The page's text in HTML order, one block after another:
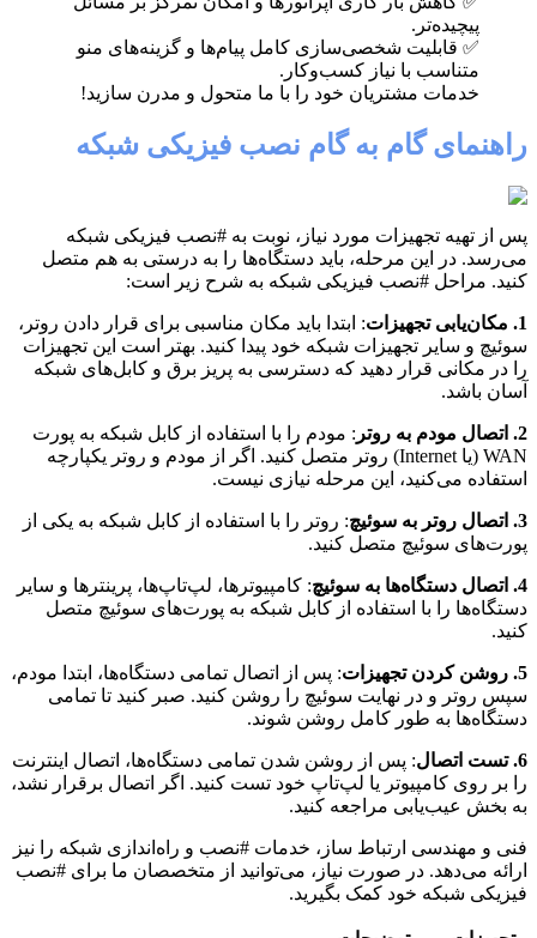
پیچیده‌تر.
✅ قابلیت شخصی‌سازی کامل پیام‌ها و گزینه‌های منو
متناسب با نیاز کسب‌وکار.
خدمات مشتریان خود را با ما متحول و مدرن سازید!
راهنمای گام به گام نصب فیزیکی شبکه
پس از تهیه تجهیزات مورد نیاز، نوبت به #نصب فیزیکی شبکه
می‌رسد. در این مرحله، باید دستگاه‌ها را به درستی به هم متصل
کنید. مراحل #نصب فیزیکی شبکه به شرح زیر است:
1. مکان‌یابی تجهیزات
: ابتدا باید مکان مناسبی برای قرار دادن روتر،
سوئیچ و سایر تجهیزات شبکه خود پیدا کنید. بهتر است این تجهیزات
را در مکانی قرار دهید که دسترسی به پریز برق و کابل‌های شبکه
آسان باشد.
2. اتصال مودم به روتر
: مودم را با استفاده از کابل شبکه به پورت
WAN (یا Internet) روتر متصل کنید. اگر از مودم و روتر یکپارچه
استفاده می‌کنید، این مرحله نیازی نیست.
3. اتصال روتر به سوئیچ
: روتر را با استفاده از کابل شبکه به یکی از
پورت‌های سوئیچ متصل کنید.
4. اتصال دستگاه‌ها به سوئیچ
: کامپیوترها، لپ‌تاپ‌ها، پرینترها و سایر
دستگاه‌ها را با استفاده از کابل شبکه به پورت‌های سوئیچ متصل
کنید.
5. روشن کردن تجهیزات
: پس از اتصال تمامی دستگاه‌ها، ابتدا مودم،
سپس روتر و در نهایت سوئیچ را روشن کنید. صبر کنید تا تمامی
دستگاه‌ها به طور کامل روشن شوند.
6. تست اتصال
: پس از روشن شدن تمامی دستگاه‌ها، اتصال اینترنت
را بر روی کامپیوتر یا لپ‌تاپ خود تست کنید. اگر اتصال برقرار نشد،
به بخش عیب‌یابی مراجعه کنید.
فنی و مهندسی ارتباط ساز، خدمات #نصب و راه‌اندازی شبکه را نیز
ارائه می‌دهد. در صورت نیاز، می‌توانید از متخصصان ما برای #نصب
فیزیکی شبکه خود کمک بگیرید.